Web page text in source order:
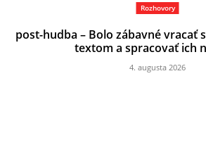
Rozhovory
post-hudba – Bolo zábavné vracať
textom a spracovať ich
4. augusta 2026